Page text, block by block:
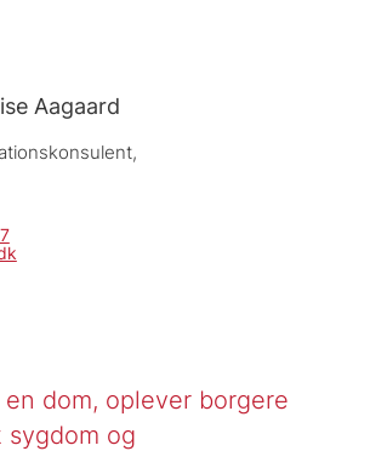
Aagaard
dom, oplever borgere
sygdom og